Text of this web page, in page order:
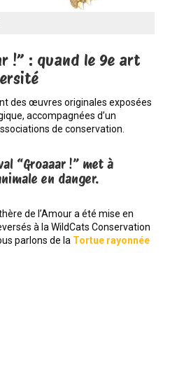
!” : quand le 9e art
des œuvres originales exposées
accompagnées d’un
de conservation.
“Groaaar !” met à
en danger.
de l’Amour a été mise en
à la WildCats Conservation
parlons de la Tortue rayonnée